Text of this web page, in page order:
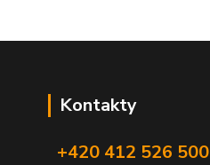
Kontakty
+420 412 526 500